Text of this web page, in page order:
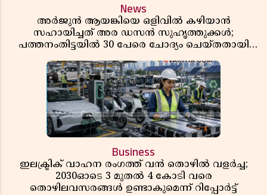
News
അർജുൻ ആയങ്കിയെ ഒളിവിൽ കഴിയാൻ
സഹായിച്ചത് അര ഡസൻ സുഹൃത്തുക്കൾ;
പത്തനംതിട്ടയിൽ 30 പേരെ ചോദ്യം ചെയ്തതായി
Business
ഇലക്ട്രിക് വാഹന രംഗത്ത് വൻ തൊഴിൽ വളർച്ച;
2030ഓടെ 3 മുതൽ 4 കോടി വരെ
തൊഴിലവസരങ്ങൾ ഉണ്ടാകുമെന്ന് റിപ്പോർട്ട്